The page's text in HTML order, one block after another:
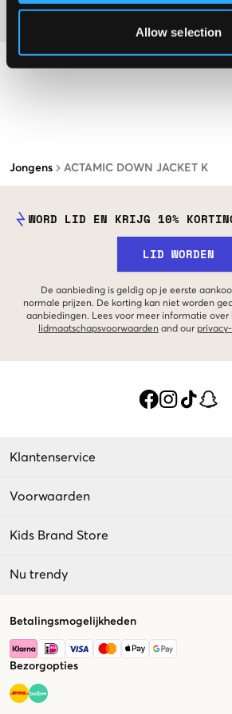
Allow selection
Jongens ACTAMIC DOWN JACKET K
WORD LID EN KRIJG 10%
LID WORDEN
De aanbieding is geldig op je eerste
normale prijzen. De korting kan niet worden
aanbiedingen. Lees voor meer informatie over
lidmaatschapsvoorwaarden and our
Klantenservice
Voorwaarden
Kids Brand Store
Nu trendy
Betalingsmogelijkheden
Bezorgopties